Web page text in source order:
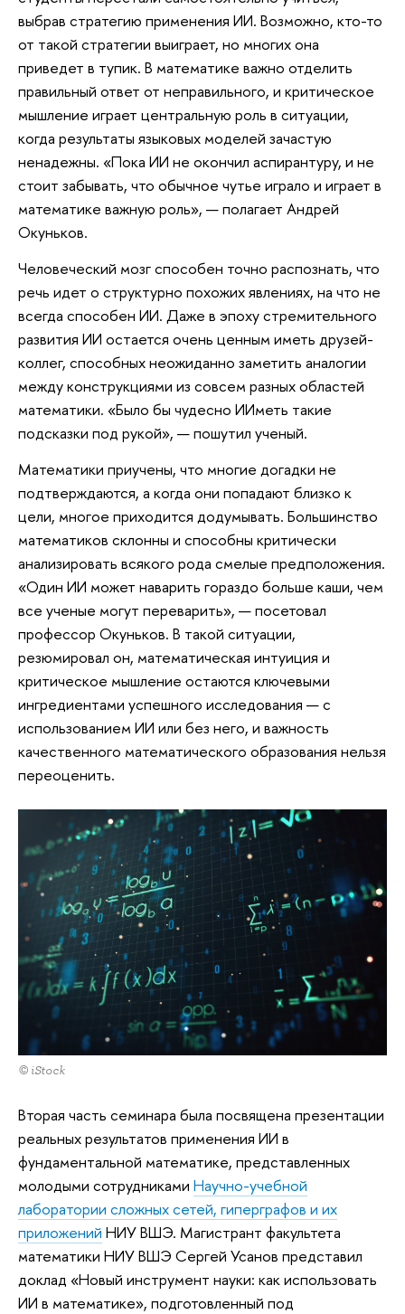
выбрав стратегию применения ИИ. Возможно, кто-то
от такой стратегии выиграет, но многих она
приведет в тупик. В математике важно отделить
правильный ответ от неправильного, и критическое
мышление играет центральную роль в ситуации,
когда результаты языковых моделей зачастую
ненадежны. «Пока ИИ не окончил аспирантуру, и не
стоит забывать, что обычное чутье играло и играет в
математике важную роль», — полагает Андрей
Окуньков.
Человеческий мозг способен точно распознать, что
речь идет о структурно похожих явлениях, на что не
всегда способен ИИ. Даже в эпоху стремительного
развития ИИ остается очень ценным иметь друзей-
коллег, способных неожиданно заметить аналогии
между конструкциями из совсем разных областей
математики. «Было бы чудесно ИИметь такие
подсказки под рукой», — пошутил ученый.
Математики приучены, что многие догадки не
подтверждаются, а когда они попадают близко к
цели, многое приходится додумывать. Большинство
математиков склонны и способны критически
анализировать всякого рода смелые предположения.
«Один ИИ может наварить гораздо больше каши, чем
все ученые могут переварить», — посетовал
профессор Окуньков. В такой ситуации,
резюмировал он, математическая интуиция и
критическое мышление остаются ключевыми
ингредиентами успешного исследования — с
использованием ИИ или без него, и важность
качественного математического образования нельзя
переоценить.
© iStock
Вторая часть семинара была посвящена презентации
реальных результатов применения ИИ в
фундаментальной математике, представленных
молодыми сотрудниками Научно-учебной
лаборатории сложных сетей, гиперграфов и их
приложений НИУ ВШЭ. Магистрант факультета
математики НИУ ВШЭ Сергей Усанов представил
доклад «Новый инструмент науки: как использовать
ИИ в математике», подготовленный под